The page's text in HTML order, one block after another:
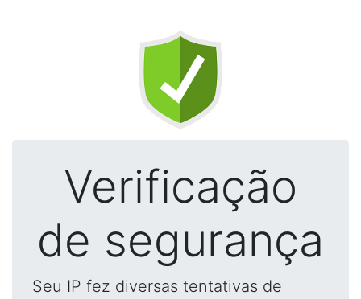
Verificação
de segurança
Seu IP fez diversas tentativas de